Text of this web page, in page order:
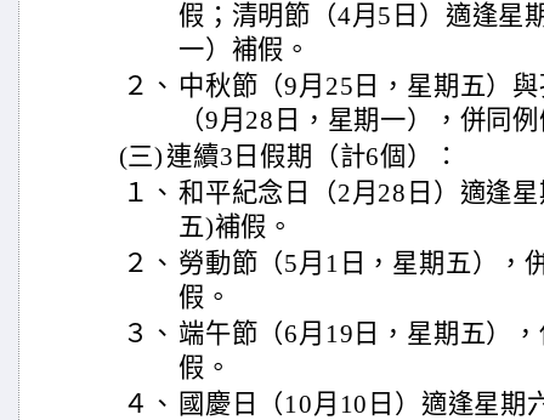
假；清明節（4月5日）適逢星
一）補假。
２、 中秋節（9月25日，星期五）
（9月28日，星期一），併同
(三) 連續3日假期（計6個）：
１、 和平紀念日（2月28日）適逢
五)補假。
２、 勞動節（5月1日，星期五），
假。
３、 端午節（6月19日，星期五）
假。
４、 國慶日（10月10日）適逢星期